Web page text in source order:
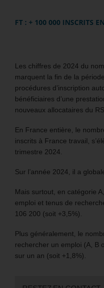
FT : + 100 000 INSCRITS
Les chiffres de 2024 du
marquent la fin de la
procédures d’inscription
bénéficiaires d’une
nouveaux allocataires du
En France entière, le
inscrits à France travail,
trimestre 2024.
Sur l’année 2024, il a
Mais surtout, en catégorie
emploi et tenus de
106 200 (soit +3,5%).
Plus généralement, le
rechercher un emploi (A, B
sur un an (soit +1,8%).